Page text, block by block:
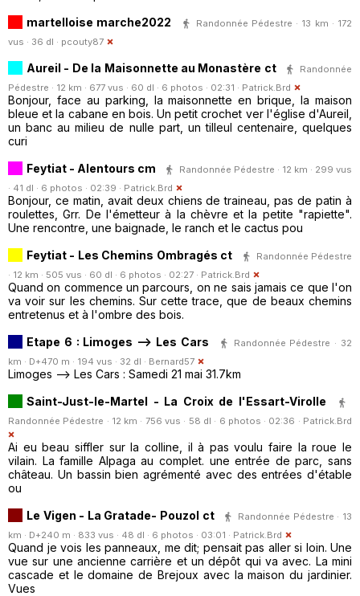
martelloise marche2022
Randonnée Pédestre · 13 km · 172
vus · 36 dl · pcouty87
Aureil - De la Maisonnette au Monastère ct
Randonnée
Pédestre · 12 km · 677 vus · 60 dl · 6 photos · 02:31 · Patrick.Brd
Bonjour, face au parking, la maisonnette en brique, la maison
bleue et la cabane en bois. Un petit crochet ver l'église d'Aureil,
un banc au milieu de nulle part, un tilleul centenaire, quelques
curi
Feytiat - Alentours cm
Randonnée Pédestre · 12 km · 299 vus
· 41 dl · 6 photos · 02:39 · Patrick.Brd
Bonjour, ce matin, avait deux chiens de traineau, pas de patin à
roulettes, Grr. De l'émetteur à la chèvre et la petite "rapiette".
Une rencontre, une baignade, le ranch et le cactus pou
Feytiat - Les Chemins Ombragés ct
Randonnée Pédestre
· 12 km · 505 vus · 60 dl · 6 photos · 02:27 · Patrick.Brd
Quand on commence un parcours, on ne sais jamais ce que l'on
va voir sur les chemins. Sur cette trace, que de beaux chemins
entretenus et à l'ombre des bois.
Etape 6 : Limoges --> Les Cars
Randonnée Pédestre · 32
km · D+470 m · 194 vus · 32 dl · Bernard57
Limoges --> Les Cars : Samedi 21 mai 31.7km
Saint-Just-le-Martel - La Croix de l'Essart-Virolle
Randonnée Pédestre · 12 km · 756 vus · 58 dl · 6 photos · 02:36 · Patrick.Brd
Ai eu beau siffler sur la colline, il à pas voulu faire la roue le
vilain. La famille Alpaga au complet. une entrée de parc, sans
château. Un bassin bien agrémenté avec des entrées d'étable
ou
Le Vigen - La Gratade- Pouzol ct
Randonnée Pédestre · 13
km · D+240 m · 833 vus · 48 dl · 6 photos · 03:01 · Patrick.Brd
Quand je vois les panneaux, me dit; pensait pas aller si loin. Une
vue sur une ancienne carrière et un dépôt qui va avec. La mini
cascade et le domaine de Brejoux avec la maison du jardinier.
Vues